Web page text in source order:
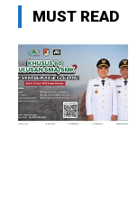
MUST READ